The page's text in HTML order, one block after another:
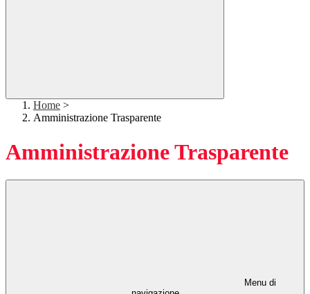
Home >
Amministrazione Trasparente
Amministrazione Trasparente
Menu di